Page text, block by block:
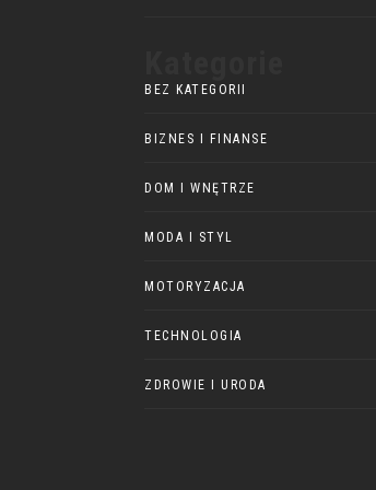
BEZ KATEGORII
BIZNES I FINANSE
DOM I WNĘTRZE
MODA I STYL
MOTORYZACJA
TECHNOLOGIA
ZDROWIE I URODA